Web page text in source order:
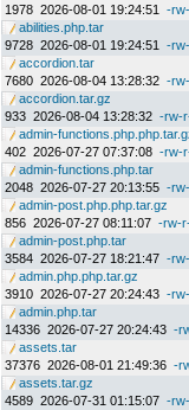
1978 2026-08-01 19:24:51 -
abilities.php.tar
9728 2026-08-01 19:24:51 -
accordion.tar
7680 2026-08-04 13:28:32 -
accordion.tar.gz
933 2026-08-04 13:28:32 -rw-
admin-
402 2026-07-27 07:37:08 -rw-
admin-functions.php.tar
2048 2026-07-27 20:13:55 -
admin-post.php.php.tar.gz
856 2026-07-27 08:11:07 -rw-
admin-post.php.tar
3584 2026-07-27 18:21:47 -
admin.php.php.tar.gz
3910 2026-07-27 20:24:43 -
admin.php.tar
14336 2026-07-27 20:24:43 -
assets.tar
37376 2026-08-01 21:49:36 -
assets.tar.gz
4589 2026-07-31 01:15:07 -